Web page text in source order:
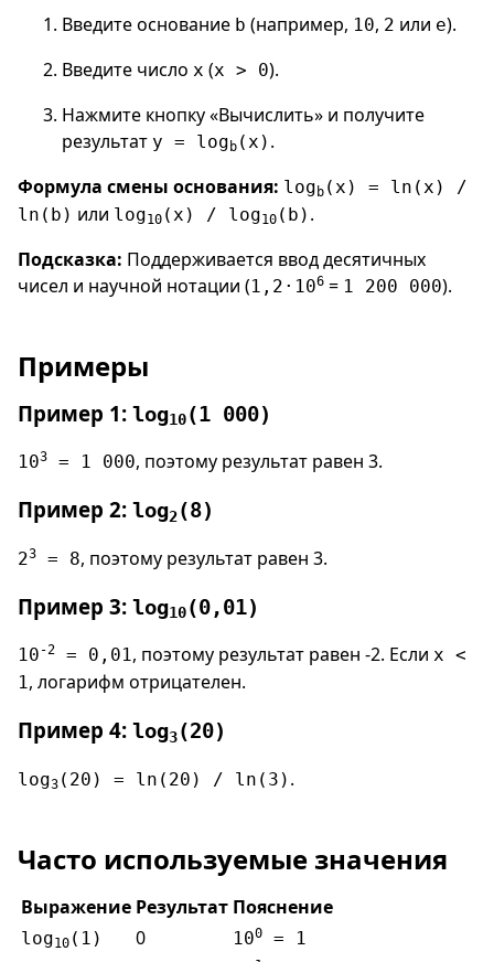
Введите основание b (например, 10, 2 или e).
Введите число x (x > 0).
Нажмите кнопку «Вычислить» и получите
результат y = log b (x) .
Формула смены основания: log b (x) = ln(x) /
ln(b) или log10 (x) / log10 (b) .
Подсказка: Поддерживается ввод десятичных
чисел и научной нотации (1,2·106 = 1 200 000).
Примеры
Пример 1: log10(1 000)
103 = 1 000, поэтому результат равен 3.
Пример 2: log2(8)
23 = 8, поэтому результат равен 3.
Пример 3: log10(0,01)
10 -2 = 0,01, поэтому результат равен -2. Если x <
1, логарифм отрицателен.
Пример 4: log3(20)
log3 (20) = ln(20) / ln(3) .
Часто используемые значения
Выражение Результат Пояснение
log10 (1) 0 100
= 1